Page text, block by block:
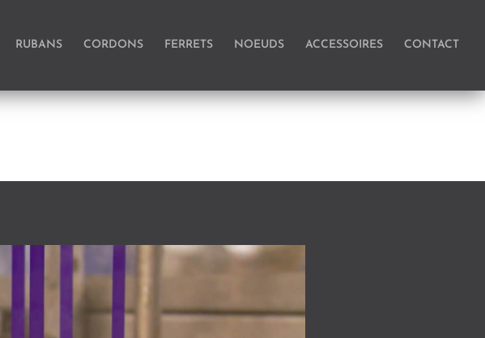
RUBANS CORDONS FERRETS NOEUDS ACCESSOIRES CONTACT